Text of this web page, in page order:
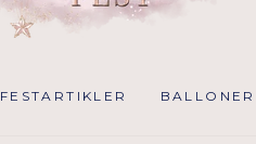
FESTARTIKLER BALLONER